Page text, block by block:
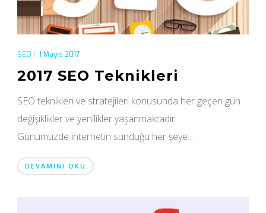
SEO 1 Mayıs 2017
2017 SEO Teknikleri
SEO teknikleri ve stratejileri konusunda her geçen gün
değişiklikler ve yenilikler yaşanmaktadır.
Günümüzde internetin sunduğu her şeye...
DEVAMINI OKU